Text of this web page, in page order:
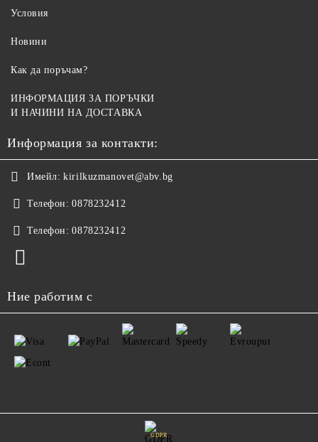
Условия
Новини
Как да поръчам?
ИНФОРМАЦИЯ ЗА ПОРЪЧКИ
И НАЧИНИ НА ДОСТАВКА
Информация за контакти:
Имейл: kirilkuzmanovet@abv.bg
Телефон: 0878232412
Телефон: 0878232412
Ние работим с
GDPR